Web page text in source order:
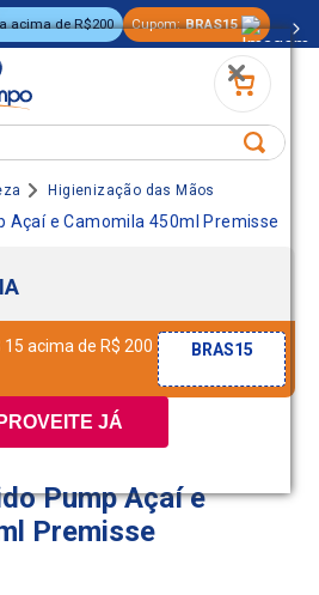
JÁ
acima de R$200 Cupom: BRAS15
Higienização das Mãos
Açaí e Camomila 450ml Premisse
acima de R$ 200
BRAS15
Pump Açaí e
Premisse